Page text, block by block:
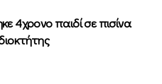
4χρονο παιδί σε πισίνα